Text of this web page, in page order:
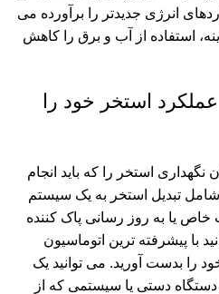
انرژی جدیدتر را برآورده می
استفاده از آب و برق را کاهش
استخر خود را
استخر را که باید انجام
تبدیل استخر به یک سیستم
خاص یا به روز رسانی پاک کننده
با پیشرفته ترین اتوماسیون
را بدست آورید. می توانید یک
دستی یا سیستمی که از